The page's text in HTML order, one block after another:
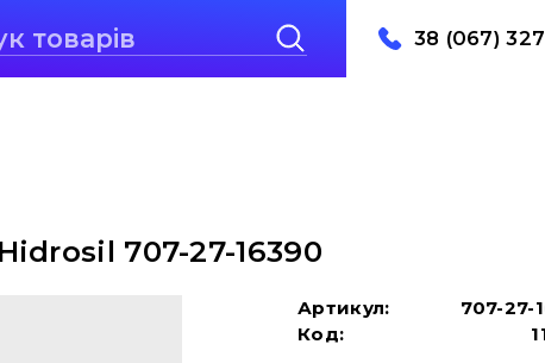
38 (067)
707-27-16390
Артикул:
707-27-
Код: